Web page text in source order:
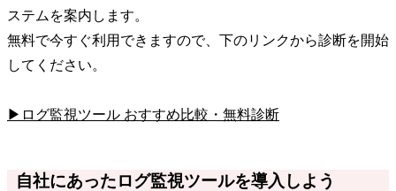
ステムを案内します。
無料で今すぐ利用できますので、下のリンクから診断を開始
してください。
▶ログ監視ツール おすすめ比較・無料診断
自社にあったログ監視ツールを導入しよう